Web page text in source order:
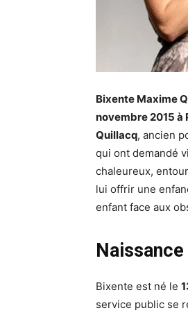
Bixente Maxime
novembre 2015 à
Quillacq, ancien
qui ont demandé
chaleureux,
lui offrir une
enfant face aux
Bixente est né le
service public se